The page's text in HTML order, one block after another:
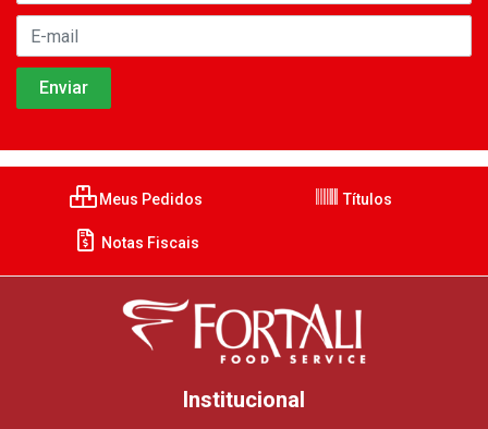
Meus Pedidos Títulos
Notas Fiscais
Institucional